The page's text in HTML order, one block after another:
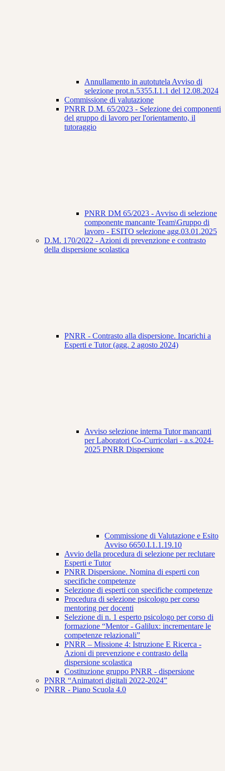
Annullamento in autotutela Avviso di
selezione prot.n.5355.I.1.1 del 12.08.2024
Commissione di valutazione
PNRR D.M. 65/2023 - Selezione dei componenti
del gruppo di lavoro per l'orientamento, il
tutoraggio
PNRR DM 65/2023 - Avviso di selezione
componente mancante Team\Gruppo di
lavoro - ESITO selezione agg.03.01.2025
D.M. 170/2022 - Azioni di prevenzione e contrasto
della dispersione scolastica
PNRR - Contrasto alla dispersione. Incarichi a
Esperti e Tutor (agg. 2 agosto 2024)
Avviso selezione interna Tutor mancanti
per Laboratori Co-Curricolari - a.s.2024-
2025 PNRR Dispersione
Commissione di Valutazione e Esito
Avviso 6650.I.1.1.19.10
Avvio della procedura di selezione per reclutare
Esperti e Tutor
PNRR Dispersione. Nomina di esperti con
specifiche competenze
Selezione di esperti con specifiche competenze
Procedura di selezione psicologo per corso
mentoring per docenti
Selezione di n. 1 esperto psicologo per corso di
formazione “Mentor - Galilux: incrementare le
competenze relazionali”
PNRR – Missione 4: Istruzione E Ricerca -
Azioni di prevenzione e contrasto della
dispersione scolastica
Costituzione gruppo PNRR - dispersione
PNRR “Animatori digitali 2022-2024”
PNRR - Piano Scuola 4.0